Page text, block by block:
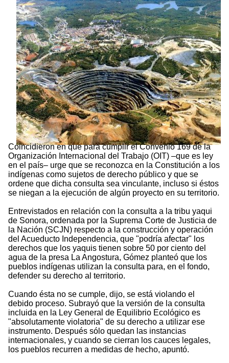
Coincidieron en que para cumplir el Convenio 169 de la
Organización Internacional del Trabajo (OIT) –que es ley
en el país– urge que se reconozca en la Constitución a los
indígenas como sujetos de derecho público y que se
ordene que dicha consulta sea vinculante, incluso si éstos
se niegan a la ejecución de algún proyecto en su territorio.
Entrevistados en relación con la consulta a la tribu yaqui
de Sonora, ordenada por la Suprema Corte de Justicia de
la Nación (SCJN) respecto a la construcción y operación
del Acueducto Independencia, que "podría afectar" los
derechos que los yaquis tienen sobre 50 por ciento del
agua de la presa La Angostura, Gómez planteó que los
pueblos indígenas utilizan la consulta para, en el fondo,
defender su derecho al territorio.
Cuando ésta no se cumple, dijo, se está violando el
debido proceso. Subrayó que la versión de la consulta
incluida en la Ley General de Equilibrio Ecológico es
"absolutamente violatoria" de su derecho a utilizar ese
instrumento. Después sólo quedan las instancias
internacionales, y cuando se cierran los cauces legales,
los pueblos recurren a medidas de hecho, apuntó.